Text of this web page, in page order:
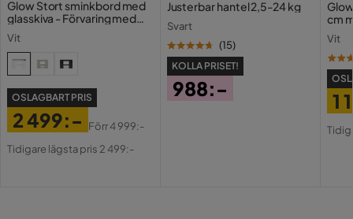
Serie
Glow Stort sminkbord med
glasskiva - Förvaring med
Vit
OSLAGBART PRIS
Pris
2 499:-
Original
Förr4 999:-
Tidigare lägsta pris 2 499:-
Justerbar hantel 2,5-24 kg
Svart
(15)
KOLLA PRISET!
988:-
cm
Vit
1